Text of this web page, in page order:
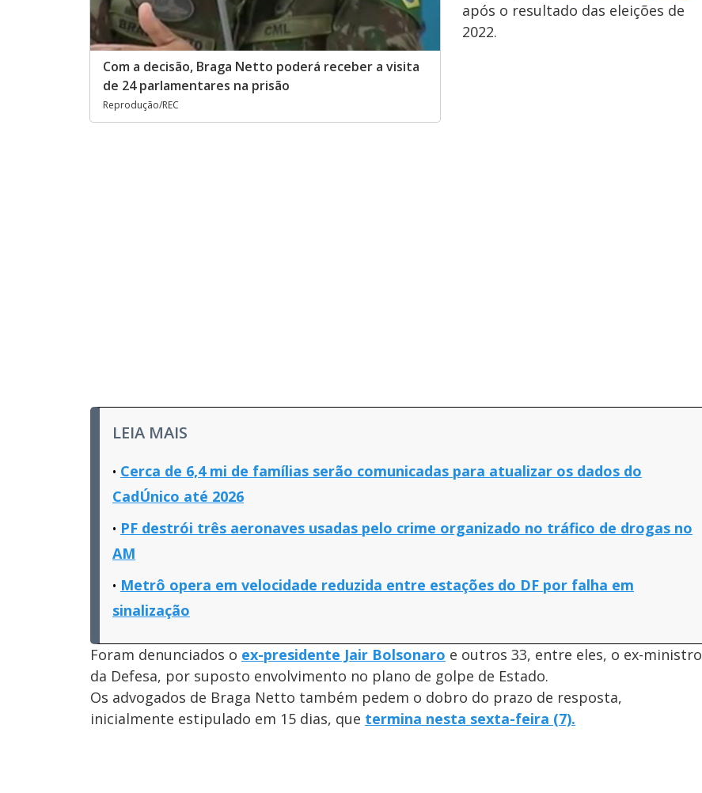
Com a decisão, Braga Netto poderá receber a visita
de 24 parlamentares na prisão
Reprodução/REC
após o resultado das eleições de
2022.
LEIA MAIS
Cerca de 6,4 mi de famílias serão comunicadas para atualizar os dados do
CadÚnico até 2026
PF destrói três aeronaves usadas pelo crime organizado no tráfico de drogas no
AM
Metrô opera em velocidade reduzida entre estações do DF por falha em
sinalização
Foram denunciados o ex-presidente Jair Bolsonaro e outros 33, entre eles, o ex-ministro
da Defesa, por suposto envolvimento no plano de golpe de Estado.
Os advogados de Braga Netto também pedem o dobro do prazo de resposta,
inicialmente estipulado em 15 dias, que termina nesta sexta-feira (7).